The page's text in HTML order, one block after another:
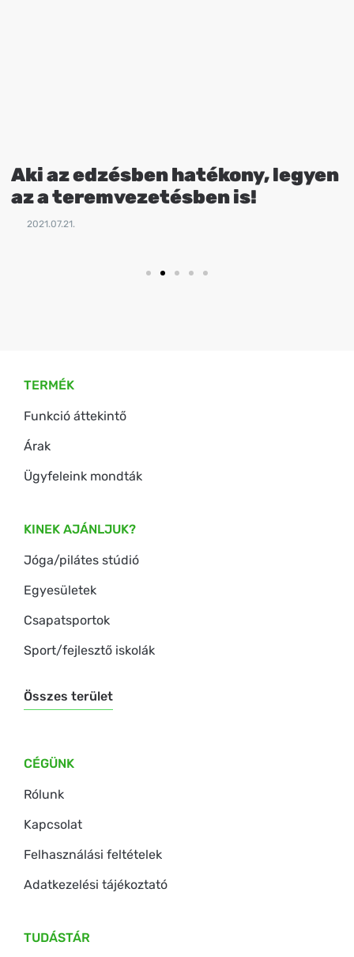
Aki az edzésben hatékony, legyen
az a teremvezetésben is!
2021.07.21.
TERMÉK
Funkció áttekintő
Árak
Ügyfeleink mondták
KINEK AJÁNLJUK?
Jóga/pilátes stúdió
Egyesületek
Csapatsportok
Sport/fejlesztő iskolák
Összes terület
CÉGÜNK
Rólunk
Kapcsolat
Felhasználási feltételek
Adatkezelési tájékoztató
TUDÁSTÁR